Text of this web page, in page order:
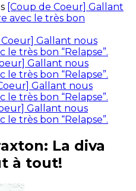
[Coup de Coeur] Gallant
avec le très bon
Gallant nous
très bon “Relapse”.
Gallant nous
très bon “Relapse”.
Gallant nous
très bon “Relapse”.
Gallant nous
très bon “Relapse”.
La diva
à tout!